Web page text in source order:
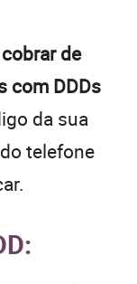
de
com DDDs
da sua
telefone